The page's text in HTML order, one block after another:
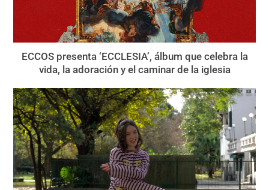
ECCOS presenta ‘ECCLESIA’, álbum que celebra la
vida, la adoración y el caminar de la iglesia